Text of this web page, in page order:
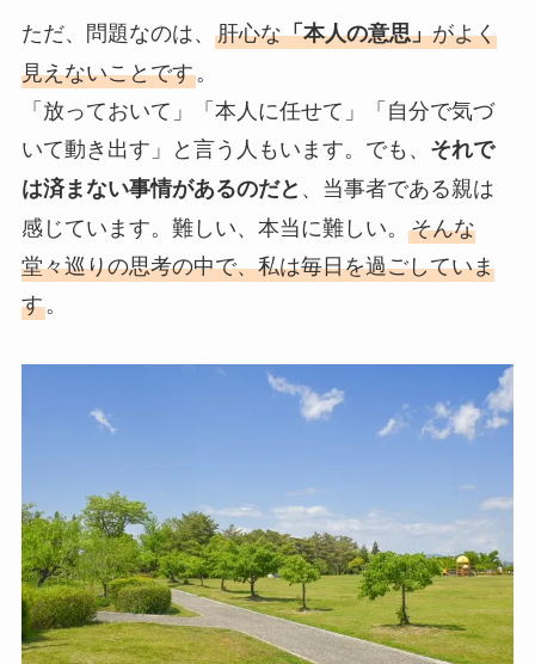
ただ、問題なのは、 肝心な「本人の意思」がよく
見えないことです。
「放っておいて」「本人に任せて」「自分で気づ
いて動き出す」と言う人もいます。でも、 それで
は済まない事情があるのだと、当事者である親は
感じています。難しい、本当に難しい。 そんな
堂々巡りの思考の中で、私は毎日を過ごしていま
す。